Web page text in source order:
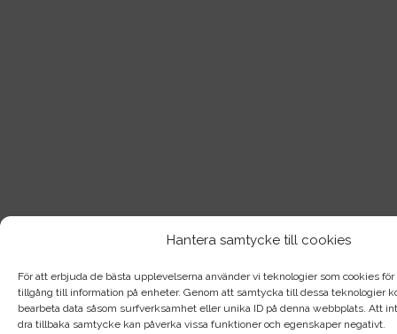
Hantera samtycke till cookies
För att erbjuda de bästa upplevelserna använder vi teknologier som cookies
tillgång till information på enheter. Genom att samtycka till dessa teknologier
bearbeta data såsom surfverksamhet eller unika ID på denna webbplats. Att
dra tillbaka samtycke kan påverka vissa funktioner och egenskaper negativt.